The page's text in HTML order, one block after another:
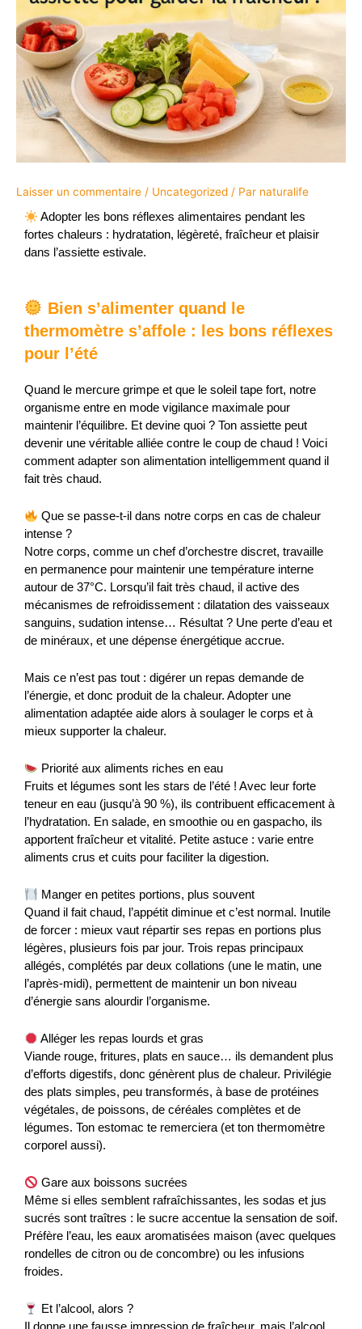
Laisser un commentaire / Uncategorized / Par naturalife
Adopter les bons réflexes alimentaires pendant les
fortes chaleurs : hydratation, légèreté, fraîcheur et plaisir
dans l’assiette estivale.
Bien s’alimenter quand le
thermomètre s’affole : les bons réflexes
pour l’été
Quand le mercure grimpe et que le soleil tape fort, notre
organisme entre en mode vigilance maximale pour
maintenir l’équilibre. Et devine quoi ? Ton assiette peut
devenir une véritable alliée contre le coup de chaud ! Voici
comment adapter son alimentation intelligemment quand il
fait très chaud.
Que se passe-t-il dans notre corps en cas de chaleur
intense ?
Notre corps, comme un chef d’orchestre discret, travaille
en permanence pour maintenir une température interne
autour de 37°C. Lorsqu’il fait très chaud, il active des
mécanismes de refroidissement : dilatation des vaisseaux
sanguins, sudation intense… Résultat ? Une perte d’eau et
de minéraux, et une dépense énergétique accrue.
Mais ce n’est pas tout : digérer un repas demande de
l’énergie, et donc produit de la chaleur. Adopter une
alimentation adaptée aide alors à soulager le corps et à
mieux supporter la chaleur.
Priorité aux aliments riches en eau
Fruits et légumes sont les stars de l’été ! Avec leur forte
teneur en eau (jusqu’à 90 %), ils contribuent efficacement à
l’hydratation. En salade, en smoothie ou en gaspacho, ils
apportent fraîcheur et vitalité. Petite astuce : varie entre
aliments crus et cuits pour faciliter la digestion.
Manger en petites portions, plus souvent
Quand il fait chaud, l’appétit diminue et c’est normal. Inutile
de forcer : mieux vaut répartir ses repas en portions plus
légères, plusieurs fois par jour. Trois repas principaux
allégés, complétés par deux collations (une le matin, une
l’après-midi), permettent de maintenir un bon niveau
d’énergie sans alourdir l’organisme.
Alléger les repas lourds et gras
Viande rouge, fritures, plats en sauce… ils demandent plus
d’efforts digestifs, donc génèrent plus de chaleur. Privilégie
des plats simples, peu transformés, à base de protéines
végétales, de poissons, de céréales complètes et de
légumes. Ton estomac te remerciera (et ton thermomètre
corporel aussi).
Gare aux boissons sucrées
Même si elles semblent rafraîchissantes, les sodas et jus
sucrés sont traîtres : le sucre accentue la sensation de soif.
Préfère l’eau, les eaux aromatisées maison (avec quelques
rondelles de citron ou de concombre) ou les infusions
froides.
Et l’alcool, alors ?